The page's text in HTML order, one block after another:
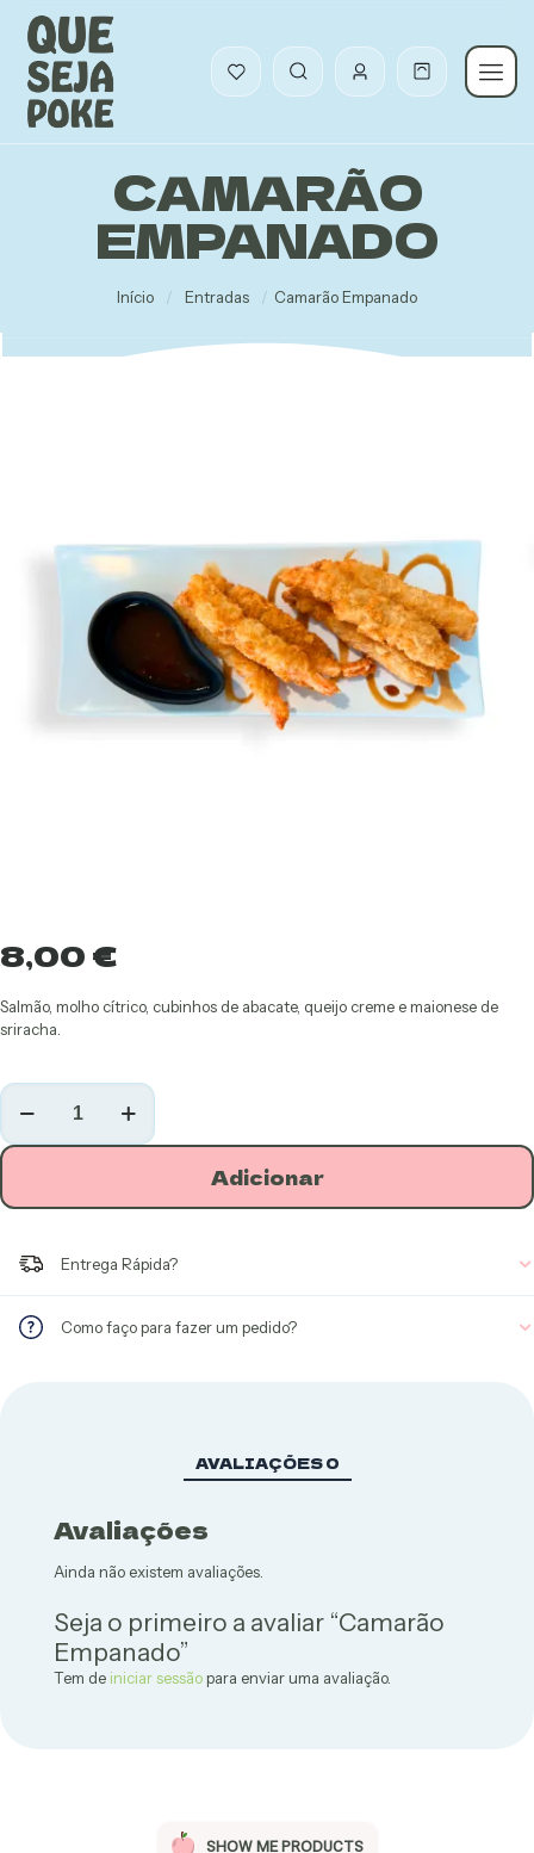
CAMARÃO
EMPANADO
Início / Entradas / Camarão Empanado
8,00 €
Salmão, molho cítrico, cubinhos de abacate, queijo creme e maionese de
sriracha.
Quantidade
Camarão
Empanado
Adicionar
Entrega Rápida?
Como faço para fazer um pedido?
AVALIAÇÕES0
Avaliações
Ainda não existem avaliações.
Seja o primeiro a avaliar “Camarão
Empanado”
Tem de iniciar sessãopara enviar uma avaliação.
SHOW ME PRODUCTS